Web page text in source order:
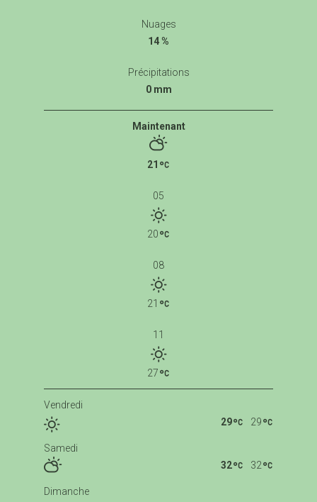
Nuages
14 %
Précipitations
0 mm
Maintenant
21
05
20
08
21
11
27
Vendredi
29
29
Samedi
32
32
Dimanche